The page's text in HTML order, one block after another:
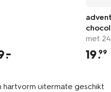
met
19.99
hartvorm uitermate geschikt